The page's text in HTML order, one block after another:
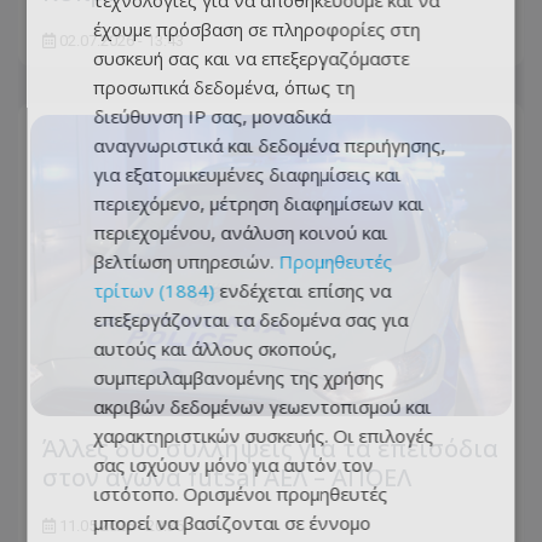
02.07.2026 - 13:43
Άλλες δύο συλλήψεις για τα επεισόδια
στον αγώνα futsal ΑΕΛ – ΑΠΟΕΛ
11.05.2026 - 20:36
έχουμε πρόσβαση σε πληροφορίες στη
συσκευή σας και να επεξεργαζόμαστε
προσωπικά δεδομένα, όπως τη
διεύθυνση IP σας, μοναδικά
αναγνωριστικά και δεδομένα περιήγησης,
για εξατομικευμένες διαφημίσεις και
περιεχόμενο, μέτρηση διαφημίσεων και
περιεχομένου, ανάλυση κοινού και
βελτίωση υπηρεσιών. Προμηθευτές
τρίτων (1884) ενδέχεται επίσης να
επεξεργάζονται τα δεδομένα σας για
αυτούς και άλλους σκοπούς,
συμπεριλαμβανομένης της χρήσης
ακριβών δεδομένων γεωεντοπισμού και
χαρακτηριστικών συσκευής. Οι επιλογές
σας ισχύουν μόνο για αυτόν τον
ιστότοπο. Ορισμένοι προμηθευτές
μπορεί να βασίζονται σε έννομο